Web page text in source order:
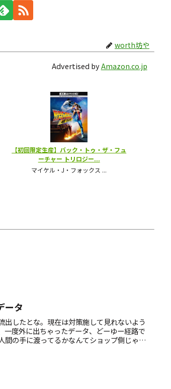
worth坊や
Advertised byAmazon.co.jp
ータ
出したとな。現在は対策施して見れないよう
一度外に出ちゃったデータ、どーゆー経路で
間の手に渡ってるかなんてショップ側じゃあ